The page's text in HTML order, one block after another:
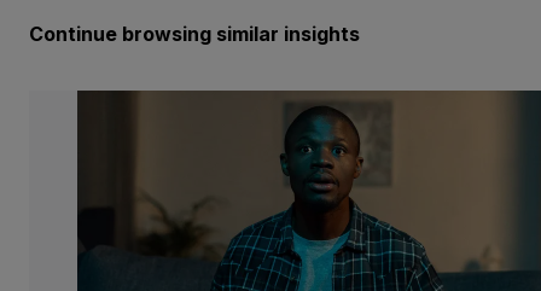
Continue browsing similar insights